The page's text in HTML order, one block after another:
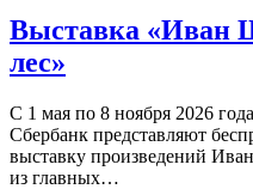
Выставка «Иван
лес»
С 1 мая по 8 ноября 2026
Сбербанк представляют
выставку произведений
из главных…